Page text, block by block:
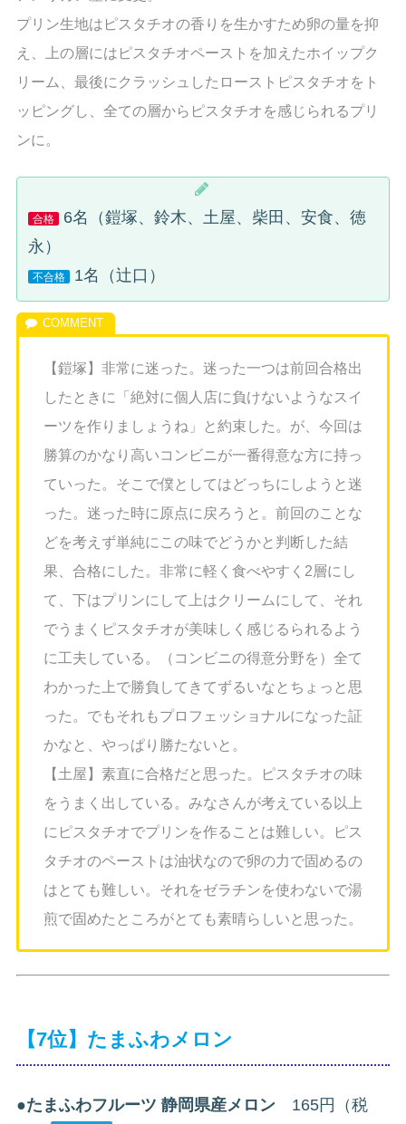
プリン生地はピスタチオの香りを生かすため卵の量を抑
え、上の層にはピスタチオペーストを加えたホイップク
リーム、最後にクラッシュしたローストピスタチオをト
ッピングし、全ての層からピスタチオを感じられるプリ
ンに。
合格
6名（鎧塚、鈴木、土屋、柴田、安食、徳
永）
不合格 1名（辻口）
【鎧塚】非常に迷った。迷った一つは前回合格出
したときに「絶対に個人店に負けないようなスイ
ーツを作りましょうね」と約束した。が、今回は
勝算のかなり高いコンビニが一番得意な方に持っ
ていった。そこで僕としてはどっちにしようと迷
った。迷った時に原点に戻ろうと。前回のことな
どを考えず単純にこの味でどうかと判断した結
果、合格にした。非常に軽く食べやすく2層にし
て、下はプリンにして上はクリームにして、それ
でうまくピスタチオが美味しく感じるられるよう
に工夫している。（コンビニの得意分野を）全て
わかった上で勝負してきてずるいなとちょっと思
った。でもそれもプロフェッショナルになった証
かなと、やっぱり勝たないと。
【土屋】素直に合格だと思った。ピスタチオの味
をうまく出している。みなさんが考えている以上
にピスタチオでプリンを作ることは難しい。ピス
タチオのペーストは油状なので卵の力で固めるの
はとても難しい。それをゼラチンを使わないで湯
煎で固めたところがとても素晴らしいと思った。
【7位】たまふわメロン
●たまふわフルーツ 静岡県産メロン 165円（税